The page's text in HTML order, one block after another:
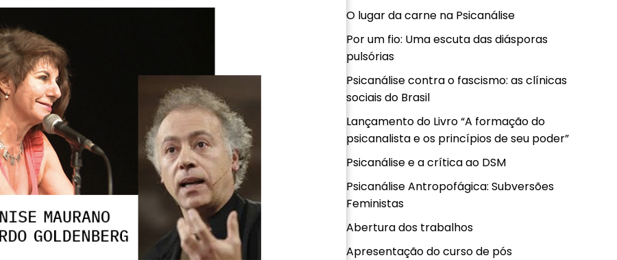
O lugar da carne na Psicanálise
Por um fio: Uma escuta das diásporas
pulsórias
Psicanálise contra o fascismo: as clínicas
sociais do Brasil
Lançamento do Livro “A formação do
psicanalista e os princípios de seu poder”
Psicanálise e a crítica ao DSM
Psicanálise Antropofágica: Subversões
Feministas
Abertura dos trabalhos
Apresentação do curso de pós